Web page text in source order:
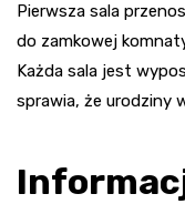
Pierwsza sala
do zamkowej
Każda sala jest
sprawia, że urodziny